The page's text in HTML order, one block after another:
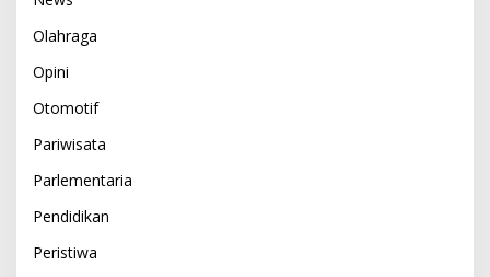
Olahraga
Opini
Otomotif
Pariwisata
Parlementaria
Pendidikan
Peristiwa